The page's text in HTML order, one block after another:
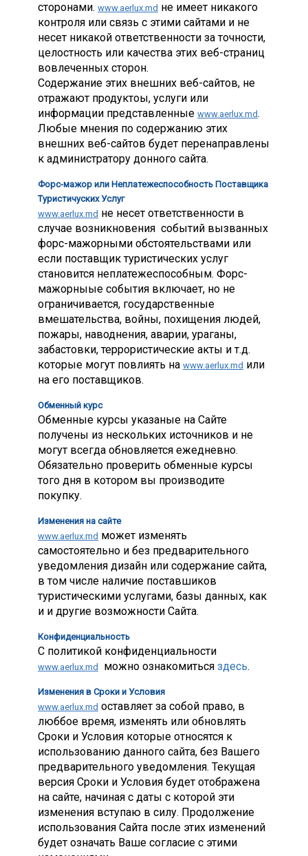
сторонами. www.aerlux.md не имеет никакого
контроля или связь с этими сайтами и не
несет никакой ответственности за точности,
целостность или качества этих веб-страниц
вовлеченных сторон.
Содержание этих внешних веб-сайтов, не
отражают продуктоы, услуги или
информации представленные www.aerlux.md.
Любые мнения по содержанию этих
внешних веб-сайтов будет перенаправлены
к администратору донного сайта.
Форс-мажор или Неплатежеспособность Поставщика
Туристичуских Услуг
www.aerlux.md не несет ответственности в
случае возникновения событий вызванных
форс-мажорными обстоятельствами или
если поставщик туристических услуг
становится неплатежеспособным. Форс-
мажорныые события включает, но не
ограничивается, государственные
вмешательства, войны, похищения людей,
пожары, наводнения, аварии, ураганы,
забастовки, террористические акты и т.д.
которые могут повлиять на www.aerlux.md или
на его поставщиков.
Обменный курс
Обменные курсы указаные на Сайте
получены из нескольких источников и не
могут всегда обновляется ежедневно.
Обязательно проверить обменные курсы
того дня в котором вы производите
покупку.
Изменения на сайте
www.aerlux.md может изменять
самостоятельно и без предварительного
уведомления дизайн или содержание сайта,
в том числе наличие поставшиков
туристическими услугами, базы данных, как
и и другие возможности Сайта.
Конфиденциальность
С политикой конфиденциальности
www.aerlux.md можно ознакомиться здесь.
Изменения в Сроки и Условия
www.aerlux.md оставляет за собой право, в
люббое время, изменять или обновлять
Сроки и Условия которые относятся к
использованию данного сайта, без Вашего
предварительного уведомления. Текущая
версия Сроки и Условия будет отображена
на сайте, начиная с даты с которой эти
изменения вступаю в силу. Продолжение
использования Сайта после этих изменений
будет означать Ваше согласие с этими